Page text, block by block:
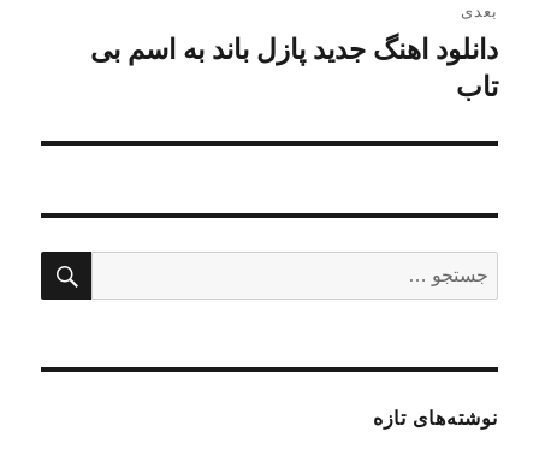
بعدی
نوشته
بعدی:
دانلود اهنگ جدید پازل باند به اسم بی
تاب
برای:
نوشته‌های تازه